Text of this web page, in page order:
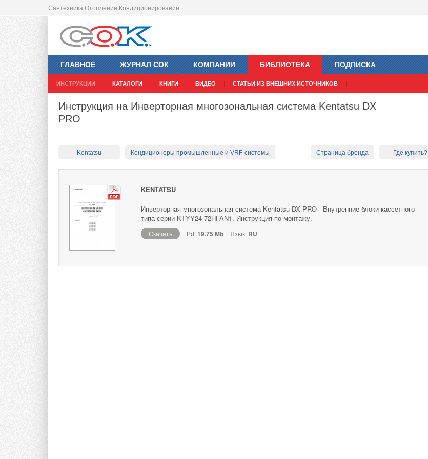
Сантехника Отопление Кондиционирование
ГЛАВНОЕ ЖУРНАЛ СОК КОМПАНИИ БИБЛИОТЕКА
ИНСТРУКЦИИ КАТАЛОГИ КНИГИ ВИДЕО СТАТЬИ ИЗ ВНЕШНИХ ИСТОЧНИКОВ
ПОДПИСКА
Инструкция на Инверторная многозональная система Kentatsu DX
PRO
Kentatsu Кондиционеры промышленные и VRF-системы Страница бренда Где купить?
KENTATSU
Инверторная многозональная система Kentatsu DX PRO - Внутренние блоки кассетного
типа серии KTYY24-72HFAN1. Инструкция по монтажу.
Скачать Pdf19.75 Mb Язык: RU